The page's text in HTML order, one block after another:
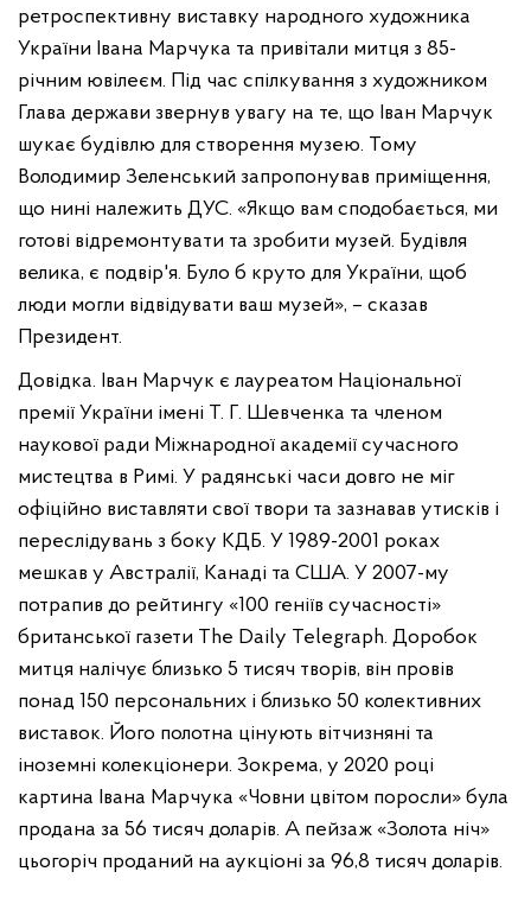
ретроспективну виставку народного художника
України Івана Марчука та привітали митця з 85-
річним ювілеєм. Під час спілкування з художником
Глава держави звернув увагу на те, що Іван Марчук
шукає будівлю для створення музею. Тому
Володимир Зеленський запропонував приміщення,
що нині належить ДУС. «Якщо вам сподобається, ми
готові відремонтувати та зробити музей. Будівля
велика, є подвір'я. Було б круто для України, щоб
люди могли відвідувати ваш музей», – сказав
Президент.
Довідка. Іван Марчук є лауреатом Національної
премії України імені Т. Г. Шевченка та членом
наукової ради Міжнародної академії сучасного
мистецтва в Римі. У радянські часи довго не міг
офіційно виставляти свої твори та зазнавав утисків і
переслідувань з боку КДБ. У 1989-2001 роках
мешкав у Австралії, Канаді та США. У 2007-му
потрапив до рейтингу «100 геніїв сучасності»
британської газети The Daily Telegraph. Доробок
митця налічує близько 5 тисяч творів, він провів
понад 150 персональних і близько 50 колективних
виставок. Його полотна цінують вітчизняні та
іноземні колекціонери. Зокрема, у 2020 році
картина Івана Марчука «Човни цвітом поросли» була
продана за 56 тисяч доларів. А пейзаж «Золота ніч»
цьогоріч проданий на аукціоні за 96,8 тисяч доларів.